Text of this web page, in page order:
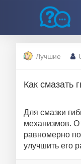
Лучшие
Как смазать
Для смазки
механизмов.
равномерно
улучшить его